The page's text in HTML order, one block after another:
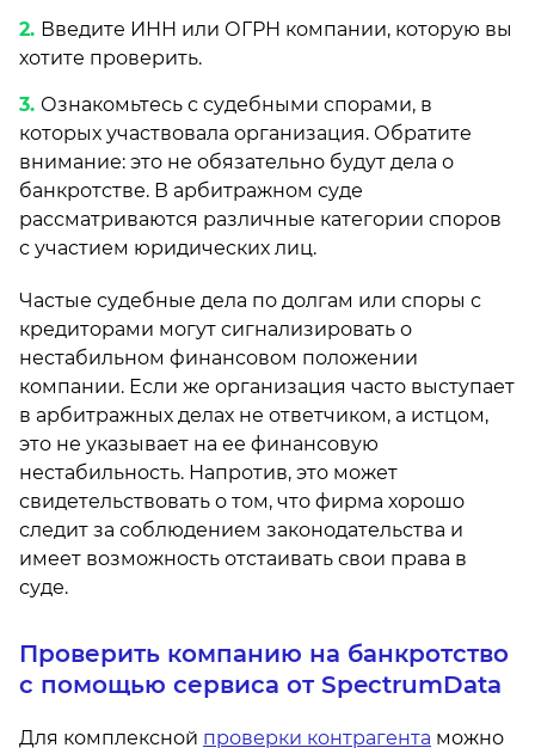
Введите ИНН или ОГРН компании, которую вы
хотите проверить.
Ознакомьтесь с судебными спорами, в
которых участвовала организация. Обратите
внимание: это не обязательно будут дела о
банкротстве. В арбитражном суде
рассматриваются различные категории споров
с участием юридических лиц.
Частые судебные дела по долгам или споры с
кредиторами могут сигнализировать о
нестабильном финансовом положении
компании. Если же организация часто выступает
в арбитражных делах не ответчиком, а истцом,
это не указывает на ее финансовую
нестабильность. Напротив, это может
свидетельствовать о том, что фирма хорошо
следит за соблюдением законодательства и
имеет возможность отстаивать свои права в
суде.
Проверить компанию на банкротство
с помощью сервиса от SpectrumData
Для комплексной проверки контрагента можно